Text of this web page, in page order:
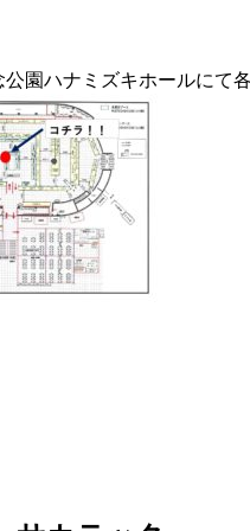
公園ハナミズキホールに